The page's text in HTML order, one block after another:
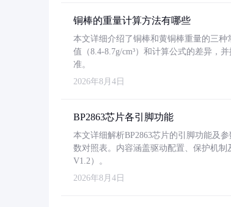
铜棒的重量计算方法有哪些
本文详细介绍了铜棒和黄铜棒重量的三
值（8.4-8.7g/cm³）和计算公式的差异，
准。
2026年8月4日
BP2863芯片各引脚功能
本文详细解析BP2863芯片的引脚功能及
数对照表。内容涵盖驱动配置、保护机
V1.2）。
2026年8月4日